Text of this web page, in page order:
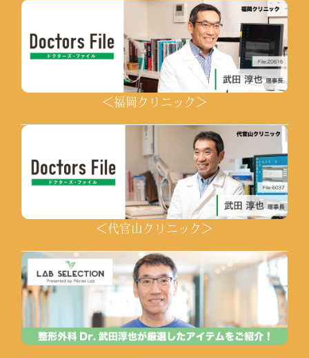
＜福岡クリニック＞
＜代官山クリニック＞